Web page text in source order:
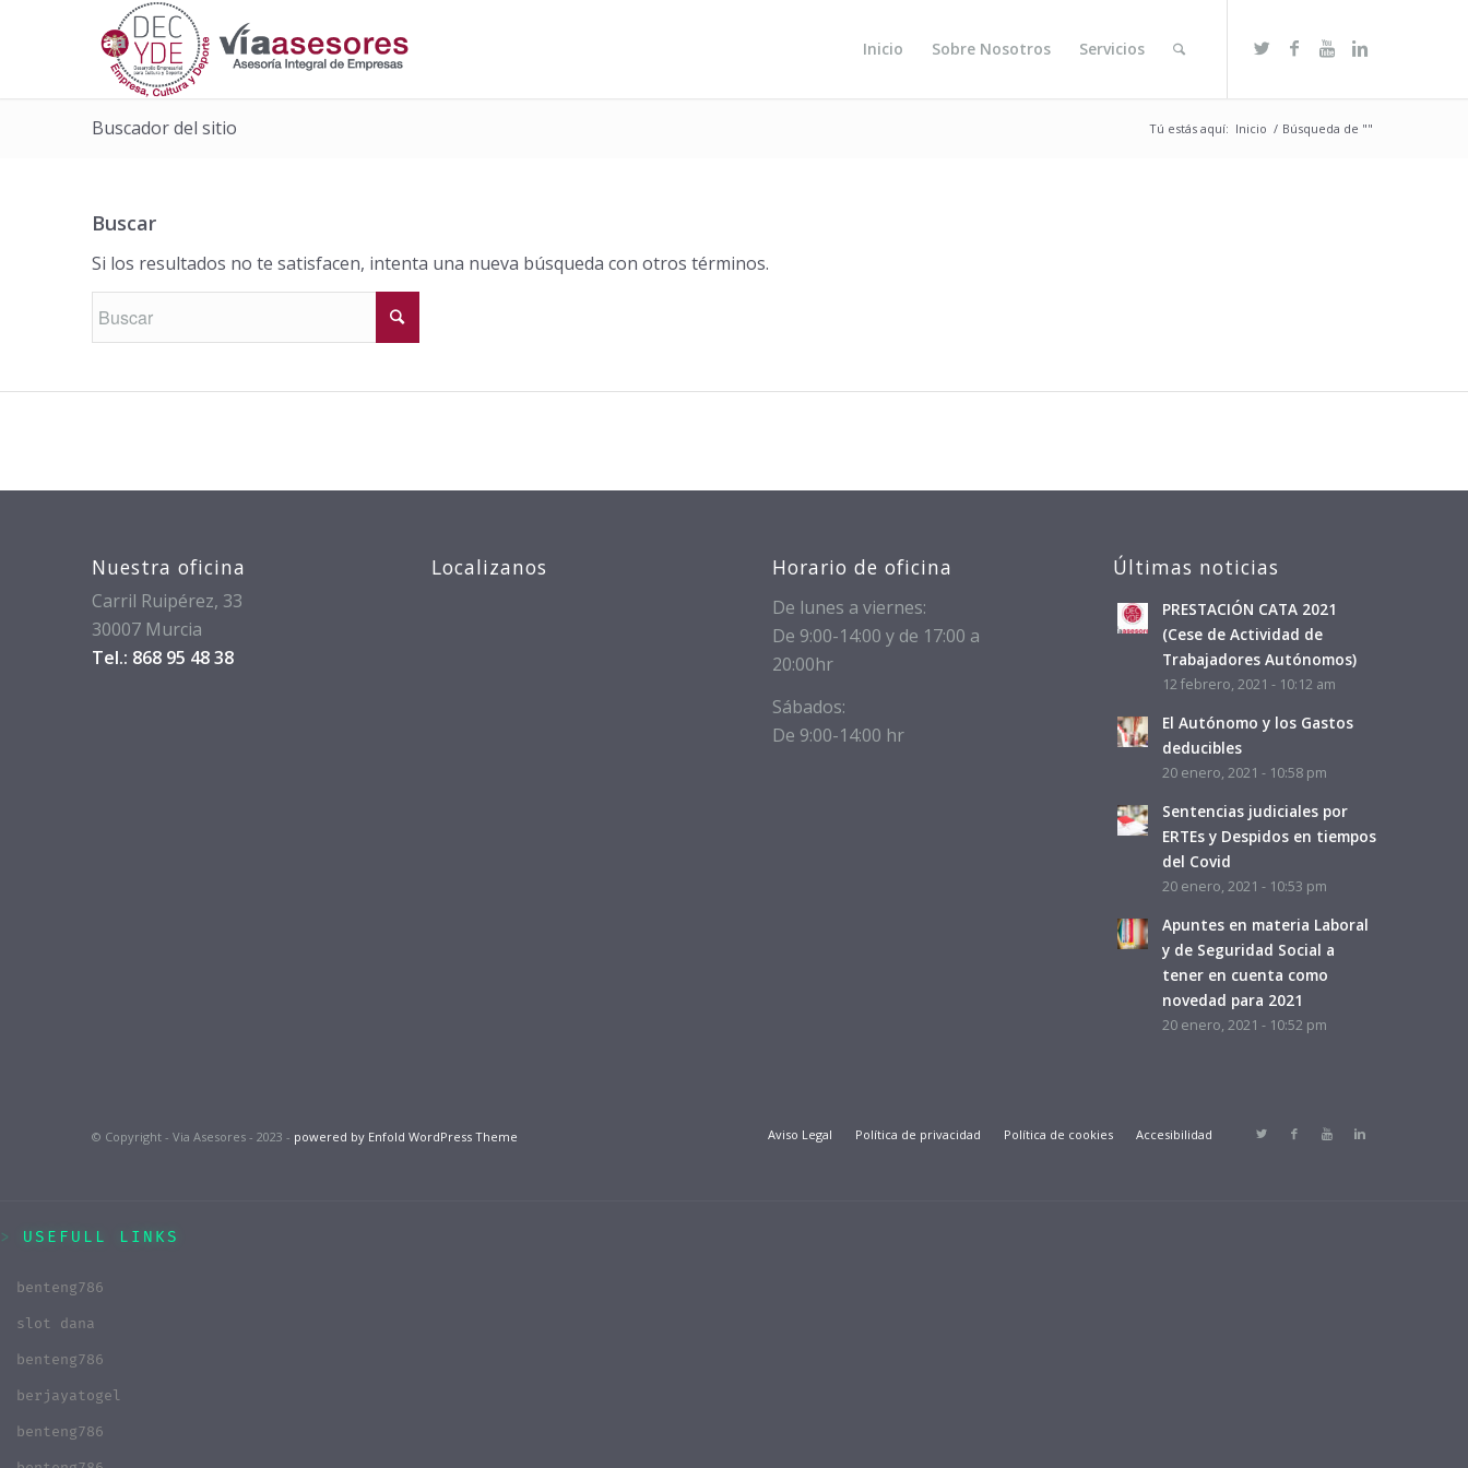
Inicio Sobre Nosotros Servicios
Buscador del sitio Tú estás aquí: Inicio / Búsqueda de ""
Buscar
Si los resultados no te satisfacen, intenta una nueva búsqueda con otros términos.
Nuestra oficina
Carril Ruipérez, 33
30007 Murcia
Tel.: 868 95 48 38
Localizanos Horario de oficina
De lunes a viernes:
De 9:00-14:00 y de 17:00 a
20:00hr
Sábados:
De 9:00-14:00 hr
Últimas noticias
PRESTACIÓN CATA 2021
(Cese de Actividad de
Trabajadores Autónomos)
12 febrero, 2021 - 10:12 am
El Autónomo y los Gastos
deducibles
20 enero, 2021 - 10:58 pm
Sentencias judiciales por
ERTEs y Despidos en tiempos
del Covid
20 enero, 2021 - 10:53 pm
Apuntes en materia Laboral
y de Seguridad Social a
tener en cuenta como
novedad para 2021
20 enero, 2021 - 10:52 pm
© Copyright - Via Asesores - 2023 - powered by Enfold WordPress Theme Aviso Legal Política de privacidad Política de cookies Accesibilidad
USEFULL LINKS
benteng786
slot dana
benteng786
berjayatogel
benteng786